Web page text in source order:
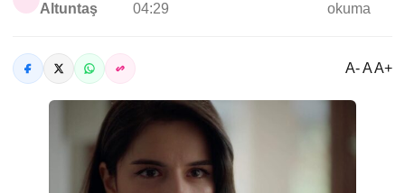
Altuntaş
04:29
okuma
A- A A+